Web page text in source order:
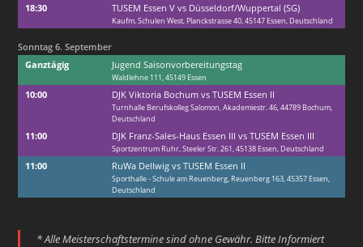
18:30 TUSEM Essen V vs Düsseldorf/Wuppertal (SG)
Kaufm. Schulen West, Planckstrasse 40, 45147 Essen, Deutschland
Sonntag 6. September
Ganztägig
Jugend Saisonvorbereitungstag
Waldlehne 111, 45149 Essen
10:00 DJK Viktoria Bochum vs TUSEM Essen II
Turnhalle Berufskolleg Salomon, Akademiestr. 46, 44789 Bochum,
Deutschland
11:00 DJK Franz-Sales-Haus Essen III vs TUSEM Essen III
Sportzentrum Ruhr, Steeler Str. 261, 45138 Essen, Deutschland
11:00 RuWa Dellwig vs TUSEM Essen II
Sporthalle - Schule am Reuenberg, Reuenberg 163, 45357 Essen,
Deutschland
* Alle Meisterschaftstermine sind ohne Gewähr. Bitte Informiert